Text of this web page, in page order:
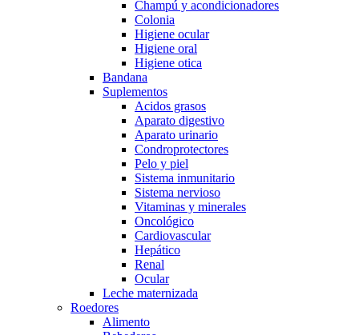
Champú y acondicionadores
Colonia
Higiene ocular
Higiene oral
Higiene otica
Bandana
Suplementos
Acidos grasos
Aparato digestivo
Aparato urinario
Condroprotectores
Pelo y piel
Sistema inmunitario
Sistema nervioso
Vitaminas y minerales
Oncológico
Cardiovascular
Hepático
Renal
Ocular
Leche maternizada
Roedores
Alimento